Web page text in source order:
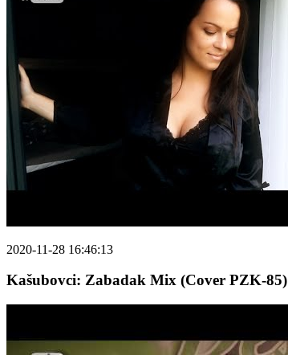
2020-11-28 16:46:13
Kašubovci: Zabadak Mix (Cover PZK-85)